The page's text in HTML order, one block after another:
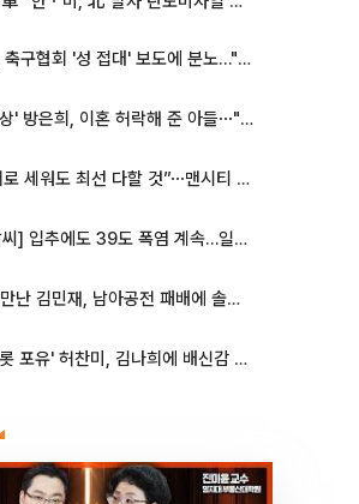
박문성, 축구협회 '성 접대' 보도에 분노…"다 말아먹으려고 작정했나"
'특종세상' 방은희, 이혼 허락해 준 아들⋯"너무 잘 커줬다" 오열
“골키퍼로 세워도 최선 다할 것”⋯맨시티 누네스, 주전 경쟁 각오 [인터뷰]
[내일날씨] 입추에도 39도 폭염 계속…일부 지역 소나기
김종국 만난 김민재, 남아공전 패배에 솔직한 속내⋯"선수들도 못하긴 했다"
'미스트롯 포유' 허찬미, 김나희에 배신감 든 사연⋯"이상준 추천해주더라"